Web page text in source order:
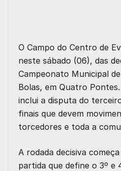
O Campo do Centro de
neste sábado (06), das
Campeonato Municipal
Bolas, em Quatro
inclui a disputa do
finais que devem
torcedores e toda a
A rodada decisiva começa
partida que define o 3º e